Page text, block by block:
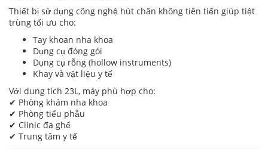
Thiết bị sử dụng công nghệ hút chân không tiên tiến giúp tiệt
trùng tối ưu cho:
Tay khoan nha khoa
Dụng cụ đóng gói
Dụng cụ rỗng (hollow instruments)
Khay và vật liệu y tế
Với dung tích 23L, máy phù hợp cho:
✔ Phòng khám nha khoa
✔ Phòng tiểu phẫu
✔ Clinic đa ghế
✔ Trung tâm y tế